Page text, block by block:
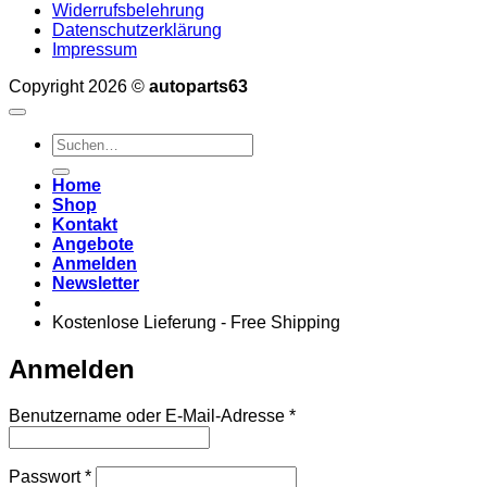
Widerrufsbelehrung
Datenschutzerklärung
Impressum
Copyright 2026 © autoparts63
Suchen
nach:
Home
Shop
Kontakt
Angebote
Anmelden
Newsletter
Kostenlose Lieferung - Free Shipping
Anmelden
Benutzername oder E-Mail-Adresse *Erforderlich
Passwort*Erforderlich